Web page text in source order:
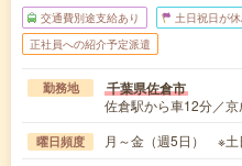
交通費別途支給あり 土日祝日が休
正社員への紹介予定派遣
勤務地 千葉県佐倉市
佐倉駅から車12分／
曜日頻度 月～金（週5日） ※土